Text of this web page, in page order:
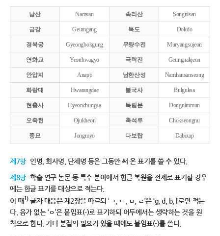
남산 Namsan 속리산 Songnisan
금강 Geumgang 독도 Dokdo
경복궁 Gyeongbokgung 무량수전 Muryangsujeon
연화교 Yeonhwagyo 극락전 Geungnakjeon
안압지 Anapji 남한산성 Namhansanseong
화랑대 Hwarangdae 불국사 Bulguksa
현충사 Hyeonchungsa 독립문 Dongnimmun
오죽헌 Ojukheon 촉석루 Chokseongnu
종묘 Jongmyo 다보탑 Dabotap
제7항 인명, 회사명, 단체명 등은 그동안 써 온 표기를 쓸 수 있다.
제8항 학술 연구 논문 등 특수 분야에서 한글 복원을 전제로 표기할 경우
에는 한글 표기를 대상으로 적는다.
이 때1)글자 대응은 제2장을 따르되 ‘ㄱ, ㄷ, ㅂ, ㄹ’은 ‘g, d, b, l’로만 적는
다. 음가 없는 ‘ㅇ’은 붙임표(-)로 표기하되 어두에서는 생략하는 것을 원
칙으로 한다. 기타 분절의 필요가 있을 때에도 붙임표(-)를 쓴다.